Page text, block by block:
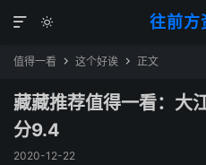
往前方


值得一看  这个好诶  正文
藏藏推荐值得一看：
分9.4
2020-12-22